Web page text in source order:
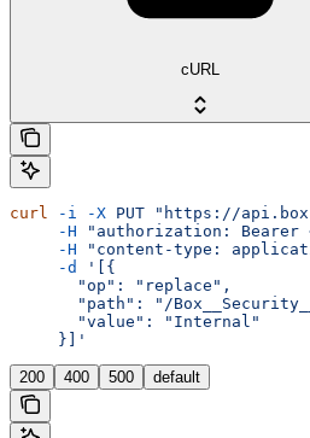
cURL
curl -i -X PUT "https://
     -H
"authorization: Bearer
     -H
"content-type:
     -d
'[{
       "op": "replace",
"path": "/
       "value": "Internal"
     }]'
200 400 500 default